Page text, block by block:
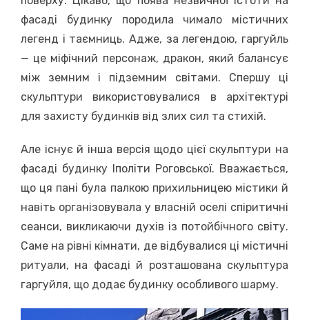
фасаді будинку породила чимало містичних
легенд і таємниць. Адже, за легендою, гаргуйль
— це міфічний персонаж, дракон, який балансує
між земним і підземним світами. Спершу ці
скульптури використовувалися в архітектурі
для захисту будинків від злих сил та стихій.
Але існує й інша версія щодо цієї скульптури на
фасаді будинку Іполіти Роговської. Вважається,
що ця пані була палкою прихильницею містики й
навіть організовувала у власній оселі спіритичні
сеанси, викликаючи духів із потойбічного світу.
Саме на рівні кімнати, де відбувалися ці містичні
ритуали, на фасаді й розташована скульптура
гаргуйля, що додає будинку особливого шарму.